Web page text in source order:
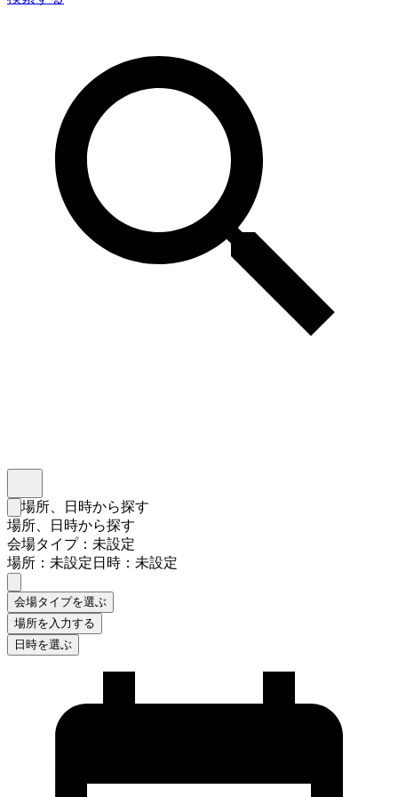
検索フォームを閉じる
場所、日時から探す
場所、日時から探す
会場タイプ：未設定
場所：未設定日時：未設定
会場タイプを選ぶ
場所を入力する
日時を選ぶ